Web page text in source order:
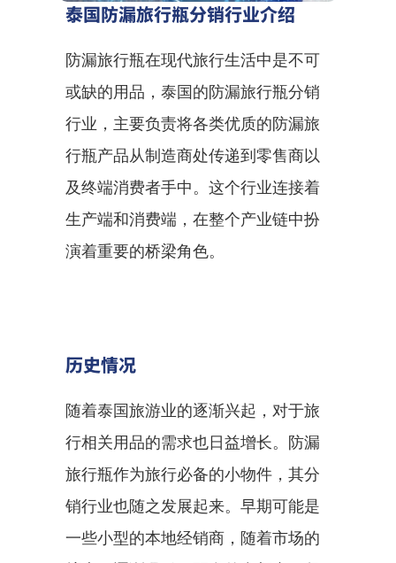
泰国防漏旅行瓶分销行业介绍
防漏旅行瓶在现代旅行生活中是不可
或缺的用品，泰国的防漏旅行瓶分销
行业，主要负责将各类优质的防漏旅
行瓶产品从制造商处传递到零售商以
及终端消费者手中。这个行业连接着
生产端和消费端，在整个产业链中扮
演着重要的桥梁角色。
历史情况
随着泰国旅游业的逐渐兴起，对于旅
行相关用品的需求也日益增长。防漏
旅行瓶作为旅行必备的小物件，其分
销行业也随之发展起来。早期可能是
一些小型的本地经销商，随着市场的